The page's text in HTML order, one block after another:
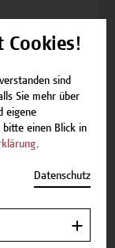
Cookies!
sind
Sie mehr über
eigene
bitte einen Blick in
.
Datenschutz